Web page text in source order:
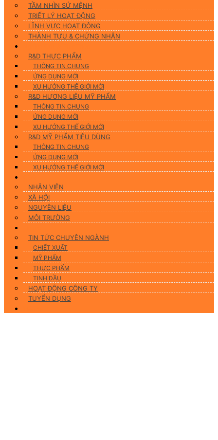
TẦM NHÌN SỨ MỆNH
TRIẾT LÝ HOẠT ĐỘNG
LĨNH VỰC HOẠT ĐỘNG
THÀNH TỰU & CHỨNG NHẬN
R&D THỰC PHẨM
THÔNG TIN CHUNG
ỨNG DUNG MỚI
XU HƯỚNG THẾ GIỚI MỚI
R&D HƯƠNG LIỆU MỸ PHẨM
THÔNG TIN CHUNG
ỨNG DỤNG MỚI
XU HƯỚNG THẾ GIỚI MỚI
R&D MỸ PHẨM TIÊU DÙNG
THÔNG TIN CHUNG
ỨNG DỤNG MỚI
XU HƯỚNG THẾ GIỚI MỚI
NHÂN VIÊN
XÃ HỘI
NGUYÊN LIỆU
MÔI TRƯỜNG
TIN TỨC CHUYÊN NGÀNH
CHIẾT XUẤT
MỸ PHẨM
THỰC PHẨM
TINH DẦU
HOẠT ĐỘNG CÔNG TY
TUYỂN DỤNG